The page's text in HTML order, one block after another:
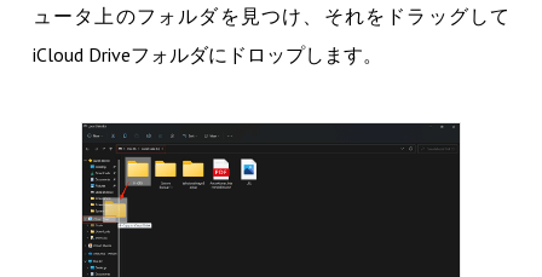
ュータ上のフォルダを見つけ、それをドラッグして
iCloud Driveフォルダにドロップします。